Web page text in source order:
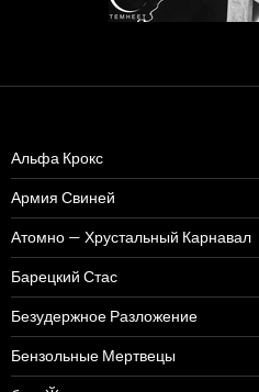
Альфа Крокс
Армия Свиней
Атомно — Хрустальный Карнавал
Барецкий Стас
Безудержное Разложение
Бензольные Мертвецы